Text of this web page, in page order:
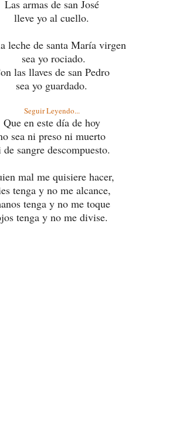
Las armas de san José
lleve yo al cuello.
leche de santa María virgen
sea yo rociado.
las llaves de san Pedro
sea yo guardado.
Seguir Leyendo...
Que en este día de hoy
sea ni preso ni muerto
de sangre descompuesto.
mal me quisiere hacer,
tenga y no me alcance,
tenga y no me toque
tenga y no me divise.